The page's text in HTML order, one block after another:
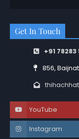
Get In Touch
+91
856,
YouTube
Instagram